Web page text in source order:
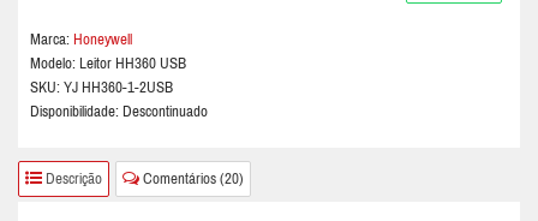
Marca: Honeywell
Modelo: Leitor HH360 USB
SKU: YJ HH360-1-2USB
Disponibilidade: Descontinuado
Descrição Comentários (20)